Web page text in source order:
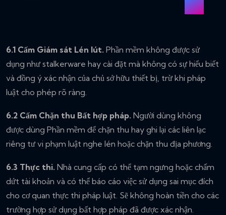
6.1 Cấm Giám sát Lén lút. Phần mềm không được sử
dụng như stalkerware hay cài đặt mà không có sự hiểu biết
và đồng ý xác nhận của chủ sở hữu thiết bị, trừ khi pháp
luật cho phép rõ ràng.
6.2 Cấm Chặn thu Bất hợp pháp. Người dùng không
được dùng Phần mềm để chặn thu hay ghi lại các liên lạc
riêng tư vi phạm luật nghe lén hoặc chặn thu địa phương.
6.3 Thực thi. Nhà cung cấp có thể tạm ngưng hoặc chấm
dứt tài khoản và có thể báo cáo việc sử dụng sai mục đích
cho cơ quan thực thi pháp luật. Sẽ không hoàn tiền cho các
trường hợp sử dụng bất hợp pháp đã được xác nhận.